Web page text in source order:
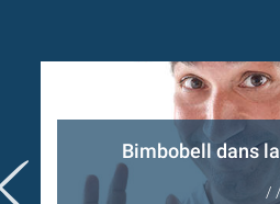
Bimbobell dans
/ /